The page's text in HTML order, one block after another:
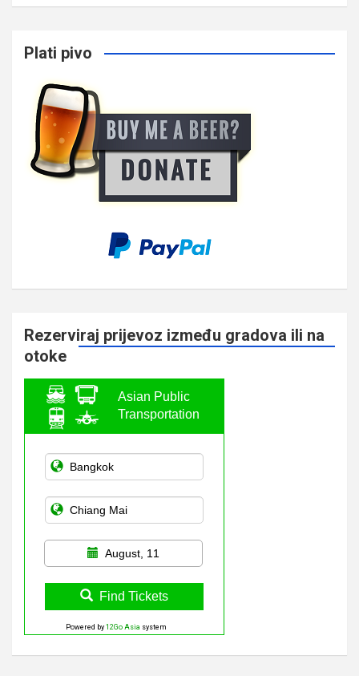
Plati pivo
Rezerviraj prijevoz između gradova ili na
otoke
Asian Public
Transportation
August, 11
Find Tickets
Powered by 12Go Asia system